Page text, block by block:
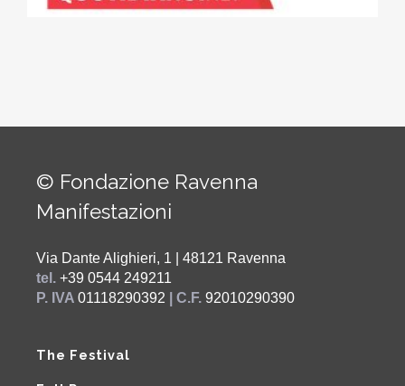
© Fondazione Ravenna
Manifestazioni
Via Dante Alighieri, 1 | 48121 Ravenna
tel. +39 0544 249211
P. IVA 01118290392 | C.F. 92010290390
The Festival